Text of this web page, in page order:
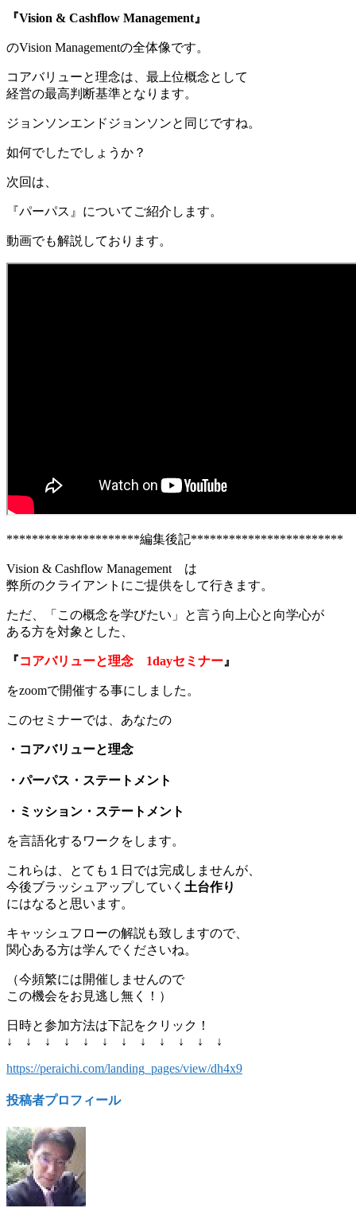
『Vision & Cashflow Management』
のVision Managementの全体像です。
コアバリューと理念は、最上位概念として
経営の最高判断基準となります。
ジョンソンエンドジョンソンと同じですね。
如何でしたでしょうか？
次回は、
『パーパス』についてご紹介します。
動画でも解説しております。
*********************編集後記************************
Vision & Cashflow Management は
弊所のクライアントにご提供をして行きます。
ただ、「この概念を学びたい」と言う向上心と向学心が
ある方を対象とした、
『コアバリューと理念 1dayセミナー 』
をzoomで開催する事にしました。
このセミナーでは、あなたの
・コアバリューと理念
・パーパス・ステートメント
・ミッション・ステートメント
を言語化するワークをします。
これらは、とても１日では完成しませんが、
今後ブラッシュアップしていく 土台作り
にはなると思います。
キャッシュフローの解説も致しますので、
関心ある方は学んでくださいね。
（今頻繁には開催しませんので
この機会をお見逃し無く！）
日時と参加方法は下記をクリック！
↓ ↓ ↓ ↓ ↓ ↓ ↓ ↓ ↓ ↓ ↓ ↓
https://peraichi.com/landing_pages/view/dh4x9
投稿者プロフィール